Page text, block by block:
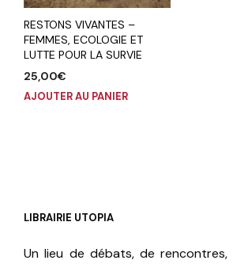
RESTONS VIVANTES –
FEMMES, ECOLOGIE ET
LUTTE POUR LA SURVIE
25,00€
AJOUTER AU PANIER
LIBRAIRIE UTOPIA
Un lieu de débats, de